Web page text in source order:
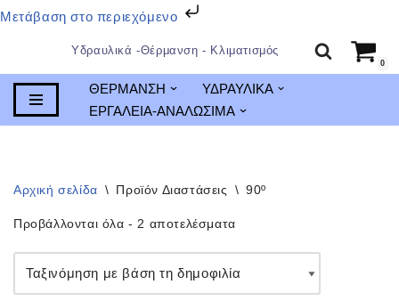
Μετάβαση στο περιεχόμενο
Μεταπηδήστε
στο
περιεχόμενο
Υδραυλικά -Θέρμανση - Κλιματισμός
0
ΘΕΡΜΑΝΣΗ
ΥΔΡΑΥΛΙΚΑ
ΕΡΓΑΛΕΙΑ-ΑΝΑΛΩΣΙΜΑ
Αρχική σελίδα \ Προϊόν Διαστάσεις \ 90º
Προβάλλονται όλα - 2 αποτελέσματα